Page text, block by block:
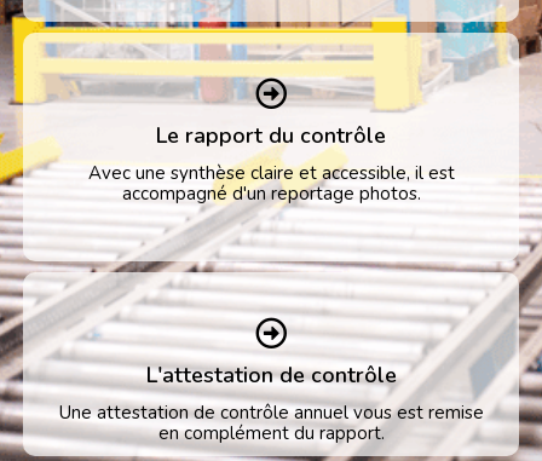
Le rapport du contrôle
Avec une synthèse claire et accessible, il est
accompagné d'un reportage photos.
L'attestation de contrôle
Une attestation de contrôle annuel vous est remise
en complément du rapport.